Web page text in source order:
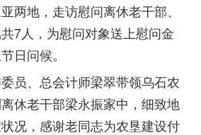
两地，走访慰问离休老干部、
7人，为慰问对象送上慰问金
日问候。
、总会计师梁翠带领乌石农
休老干部梁永振家中，细致地
况，感谢老同志为农垦建设付